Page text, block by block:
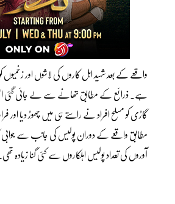
واقعے کے بعد شہید اہل کاروں کی لاشوں اور زخمیوں
ہے۔ ذرائع کے مطابق تھانے سے لے جائی گئی
گاڑی کو مسلح افراد نے راستے ہی میں چھوڑ دیا اور
مطابق واقعے کے دوران پولیس کی جانب سے جوابی
آوروں کی تعداد پولیس اہلکاروں سے کئی گنا زیادہ